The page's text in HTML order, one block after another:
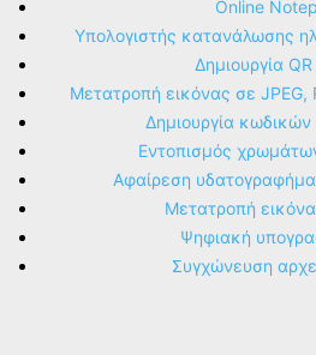
Online
Υπολογιστής κατανάλωσης
Δημιουργία
Μετατροπή εικόνας σε JPEG,
Δημιουργία
Εντοπισμός
Αφαίρεση
Μετατροπή
Ψηφιακή
Συγχώνευση